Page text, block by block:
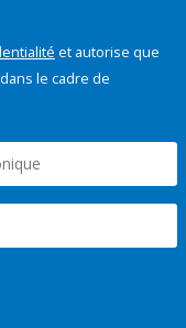
et autorise que
le cadre de